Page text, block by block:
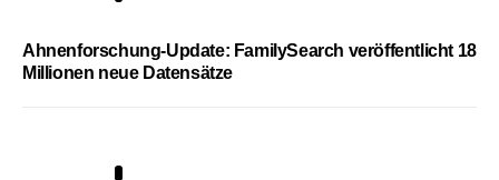
Ahnenforschung-Update: FamilySearch veröffentlicht 18
Millionen neue Datensätze